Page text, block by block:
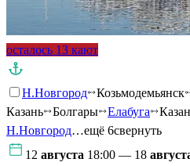
осталось 13 кают
Н.Новгород Козьмодемьянск
Казань
Болгары Елабуга
Н.Новгород…ещё 6свернуть
12 августа 18:00 — 18